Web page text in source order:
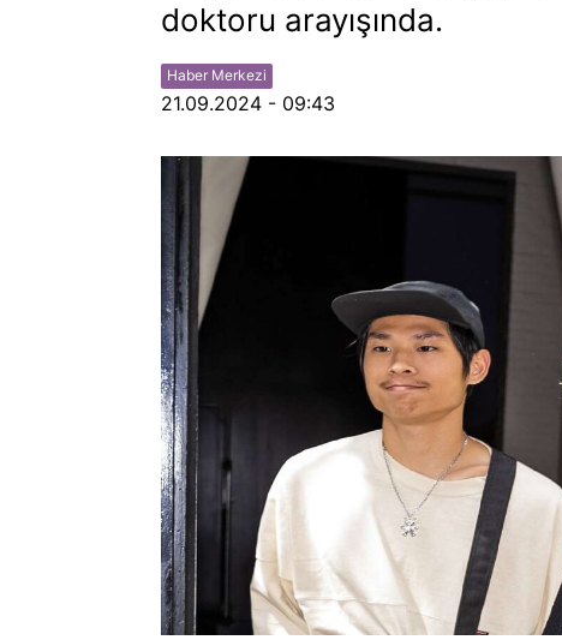
doktoru arayışında.
Haber Merkezi
21.09.2024 - 09:43